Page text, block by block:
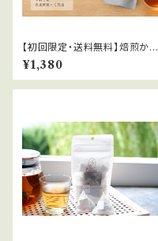
【初回限定・送料無料】焙煎かん
ぽうちゃ お試し10包（通常1,512
円→1,380円）
¥1,380